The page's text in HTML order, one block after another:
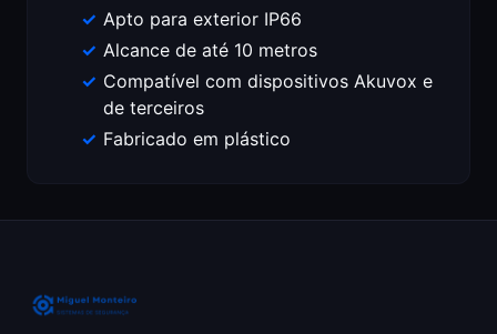
Apto para exterior IP66
Alcance de até 10 metros
Compatível com dispositivos Akuvox e
de terceiros
Fabricado em plástico